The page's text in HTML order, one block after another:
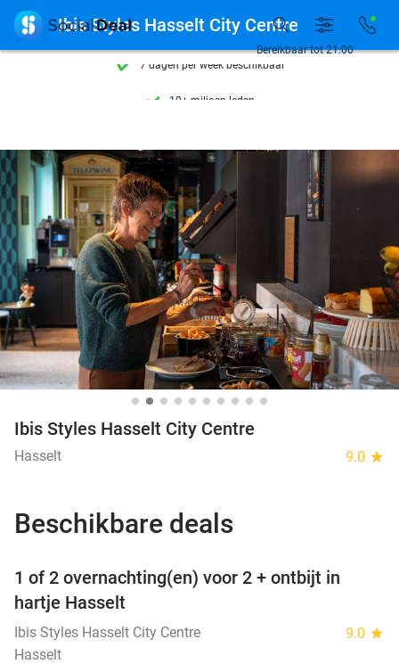
7 dagen per week beschikbaar
7 dagen per week beschikbaar
10+ miljoen leden
Bereikbaar tot 21:00
 Ibis Styles Hasselt City Centre
Ibis Styles Hasselt City Centre
Hasselt 9.0 star
Beschikbare deals
1 of 2 overnachting(en) voor 2 + ontbijt in
hartje Hasselt
Ibis Styles Hasselt City Centre 9.0 star
Hasselt